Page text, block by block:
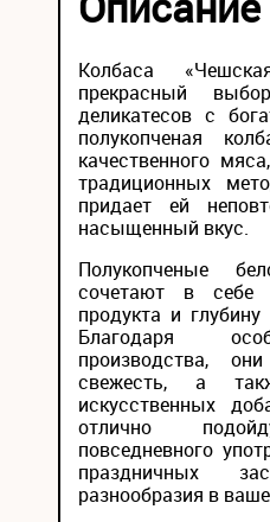
Колбаса
прекрасный
деликатесов с
полукопченая
качественного
традиционных
придает ей
насыщенный вкус.
Полукопченые
сочетают в себе
продукта и
Благодаря
производства,
свежесть, а
искусственных
отлично
повседневного
праздничных
разнообразия в